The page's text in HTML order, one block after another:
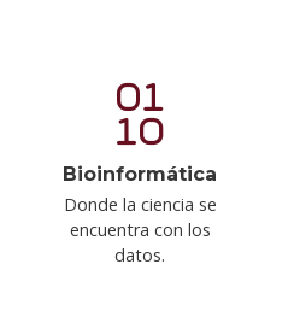
Bioinformática
Donde la ciencia se
encuentra con los
datos.